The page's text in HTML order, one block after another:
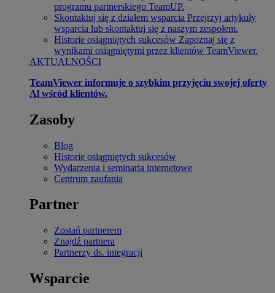
programu partnerskiego TeamUP.
Skontaktuj się z działem wsparcia Przejrzyj artykuły
wsparcia lub skontaktuj się z naszym zespołem.
Historie osiągniętych sukcesów Zapoznaj się z
wynikami osiągniętymi przez klientów TeamViewer.
AKTUALNOŚCI
TeamViewer informuje o szybkim przyjęciu swojej oferty
Al wśród klientów.
Zasoby
Blog
Historie osiągniętych sukcesów
Wydarzenia i seminaria internetowe
Centrum zaufania
Partner
Zostań partnerem
Znajdź partnera
Partnerzy ds. integracji
Wsparcie